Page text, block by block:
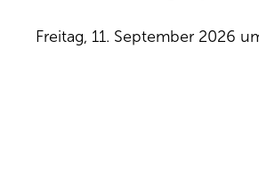
Freitag, 11. September 2026